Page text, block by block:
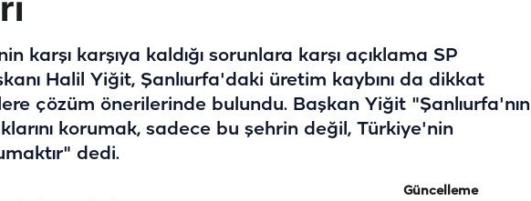
karşı karşıya kaldığı sorunlara karşı açıklama SP
Halil Yiğit, Şanlıurfa'daki üretim kaybını da dikkat
çözüm önerilerinde bulundu. Başkan Yiğit "Şanlıurfa'nın
korumak, sadece bu şehrin değil, Türkiye'nin
dedi.
Güncelleme